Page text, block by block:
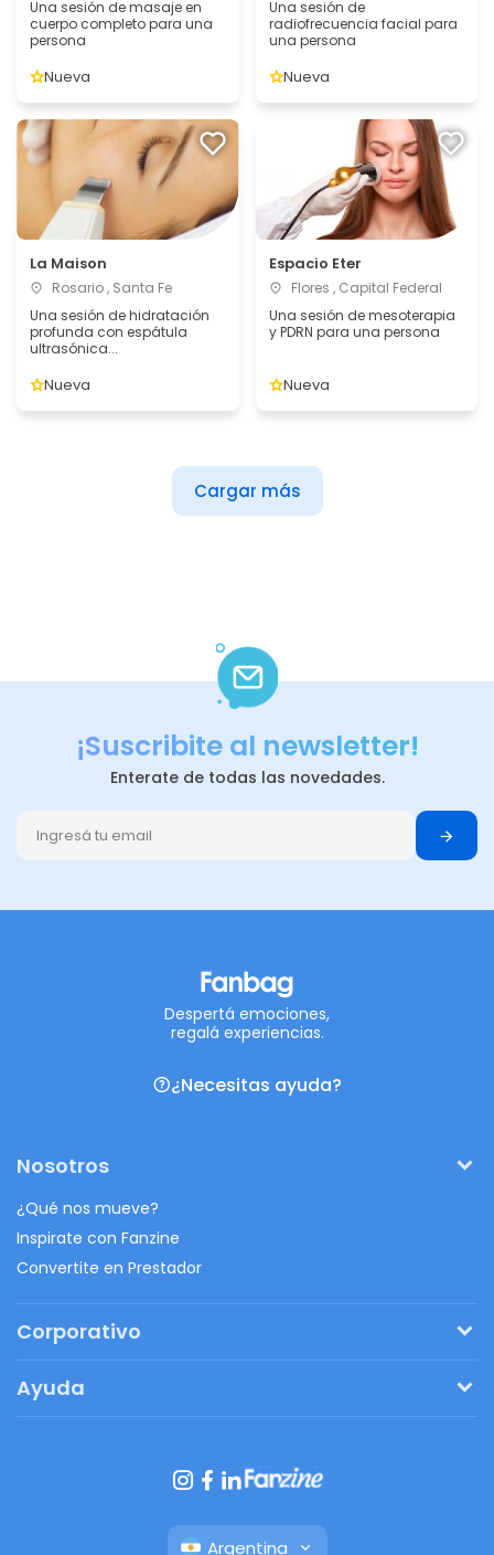
Una sesión de masaje en
cuerpo completo para una
persona
Nueva
Una sesión de
radiofrecuencia facial para
una persona
Nueva
La Maison
Rosario , Santa Fe
Una sesión de hidratación
profunda con espátula
ultrasónica...
Nueva
Espacio Eter
Flores , Capital Federal
Una sesión de mesoterapia
y PDRN para una persona
Nueva
Cargar más
¡Suscribite al newsletter!
Enterate de todas las novedades.
Despertá emociones,
regalá experiencias.
¿Necesitas ayuda?
Nosotros
¿Qué nos mueve?
Inspirate con Fanzine
Convertite en Prestador
Corporativo
Regalos originales
Ayuda
Botón de arrepentimiento
Argentina